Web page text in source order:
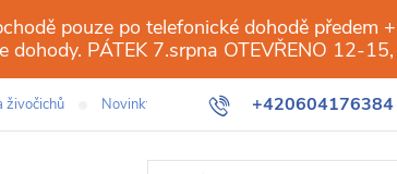
pouze po telefonické dohodě
dohody. PÁTEK 7.srpna OTEVŘENO 12-
+420604176384
živočichů Novinky Galerie Obchod Web